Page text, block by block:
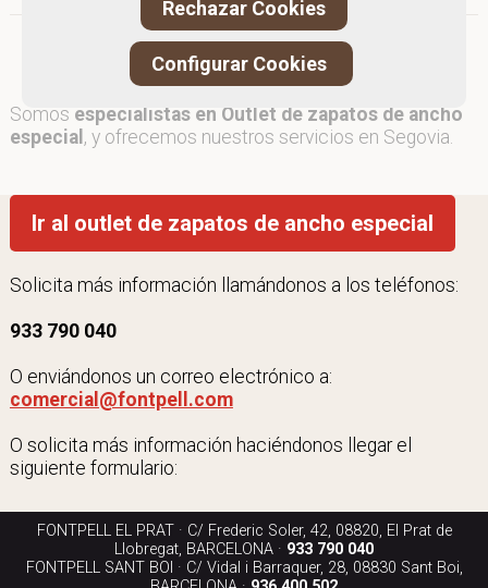
Somos especialistas en Outlet de zapatos de ancho
especial , y ofrecemos nuestros servicios en Segovia.
Ir al outlet de zapatos de ancho especial
Solicita más información llamándonos a los teléfonos:
933 790 040
O enviándonos un correo electrónico a:
comercial@fontpell.com
O solicita más información haciéndonos llegar el
siguiente formulario:
FONTPELL EL PRAT · C/ Frederic Soler, 42, 08820, El Prat de
Llobregat, BARCELONA · 933 790 040
FONTPELL SANT BOI · C/ Vidal i Barraquer, 28, 08830 Sant Boi,
Rechazar Cookies
Configurar Cookies